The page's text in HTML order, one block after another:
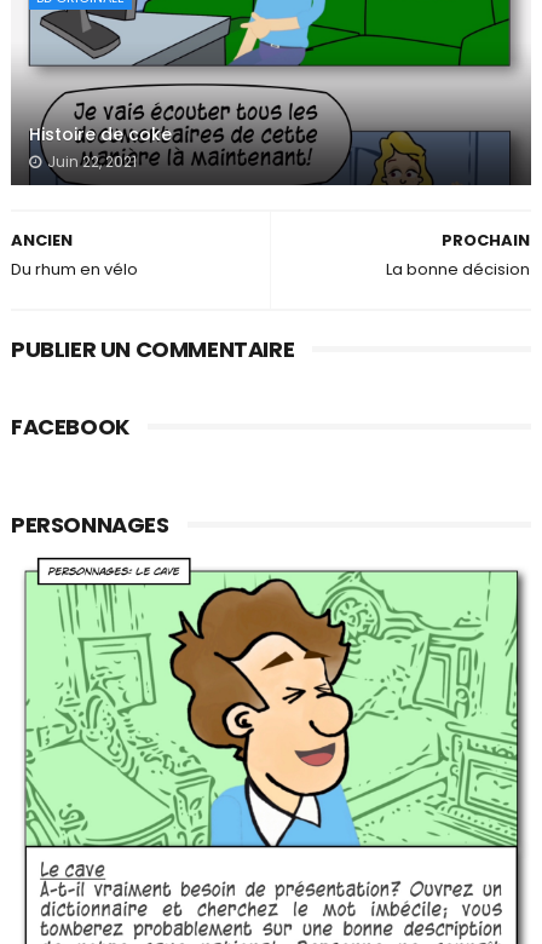
Histoire de coke
Juin 22, 2021
PROCHAIN
La bonne décision
ANCIEN
Du rhum en vélo
PUBLIER UN COMMENTAIRE
FACEBOOK
PERSONNAGES